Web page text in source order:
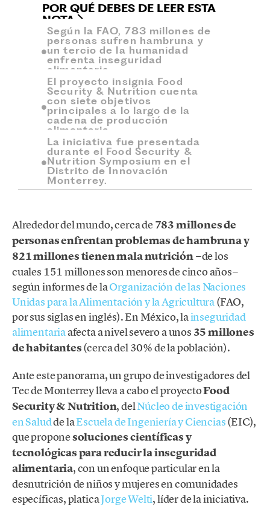
POR QUÉ DEBES DE LEER ESTA
NOTA
Según la FAO, 783 millones de
personas sufren hambruna y
un tercio de la humanidad
enfrenta inseguridad
alimentaria.
El proyecto insignia Food
Security & Nutrition cuenta
con siete objetivos
principales a lo largo de la
cadena de producción
alimentaria.
La iniciativa fue presentada
durante el Food Security &
Nutrition Symposium en el
Distrito de Innovación
Monterrey.
Alrededor del mundo, cerca de783 millones de
personas enfrentan problemas de hambruna y
821 millones tienen mala nutrición−de los
cuales 151 millones son menores de cinco años−
según informes de laOrganización de las Naciones
Unidas para la Alimentación y la Agricultura(FAO,
por sus siglas en inglés). En México, lainseguridad
alimentariaafecta a nivel severo a unos 35 millones
de habitantes(cerca del 30% de la población).
Ante este panorama, un grupo de investigadores del
Tec de Monterrey lleva a cabo el proyectoFood
Security & Nutrition, delNúcleo de investigación
en Saludde laEscuela de Ingeniería y Ciencias(EIC),
que proponesoluciones científicas y
tecnológicas para reducir la inseguridad
alimentaria, con un enfoque particular en la
desnutrición de niños y mujeres en comunidades
específicas, platicaJorge Welti, líder de la iniciativa.